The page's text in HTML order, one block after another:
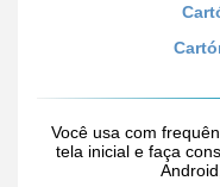
Você usa com
tela inicial e faça